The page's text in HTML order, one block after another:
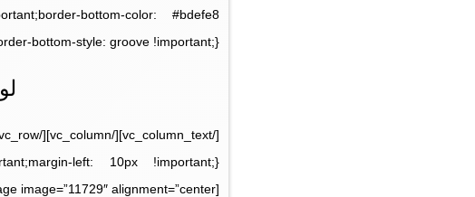
bottom-color: #bdefe8
bottom-style: groove !important;}”]
[vc_single_image image=”11729″ alignment=”center”][vc_column_text]